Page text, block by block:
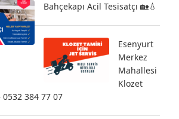
Bahçekapı Acil Tesisatçı 🏡💧
Esenyurt
Merkez
Mahallesi
Klozet
0532 384 77 07